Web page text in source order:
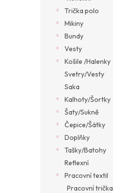
Trička polo
Mikiny
Bundy
Vesty
Košile /Halenky
Svetry/Vesty
Saka
Kalhoty/Šortky
Šaty/Sukně
Čepice/Šátky
Doplňky
Tašky/Batohy
Reflexní
Pracovní textil
Pracovní trička